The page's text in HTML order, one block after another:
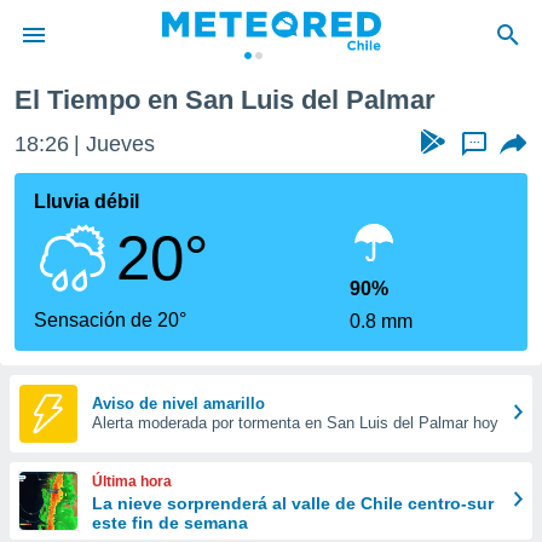
de
por
se
calidad.
a este
las
y
forma
digital
basada
El Tiempo en San Luis del Palmar
18:26 Jueves ...
Lluvia débil
20°
Sensación de 20°
90%
0.8 mm
Aviso de nivel amarillo
Alerta moderada por tormenta en San Luis del Palmar hoy
Última hora
La nieve sorprenderá al valle de Chile centro-sur
este fin de semana